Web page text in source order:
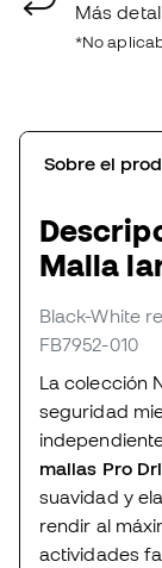
Más
*No
Sobre el
Malla
Black-White
FB7952-010
La colección
seguridad
mallas Pro
suavidad y
rendir al
actividades